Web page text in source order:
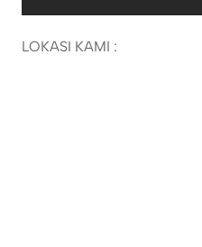
LOKASI KAMI :